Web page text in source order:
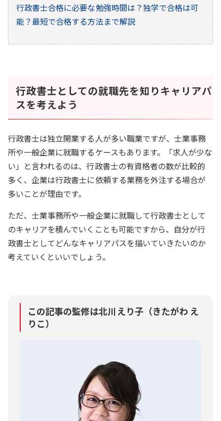
行政書士合格に必要な勉強時間は？独学で合格は可
能？最短で合格する方法まで解説
行政書士としての就職先を知りキャリアパ
スを考えよう
行政書士は独立開業する人が多い職業ですが、士業事務
所や一般企業に就職するケースもあります。「求人が少な
い」と言われるのは、行政書士の有資格者の数が比較的
多く、企業は行政書士に依頼する業務を外注する場合が
多いことが理由です。
ただ、士業事務所や一般企業に就職して行政書士として
のキャリアを積んでいくことも可能ですから、自分が行
政書士としてどんなキャリアパスを描いていきたいのか
考えていくといいでしょう。
この記事の監修は北川えり子（きたがわ え
りこ）